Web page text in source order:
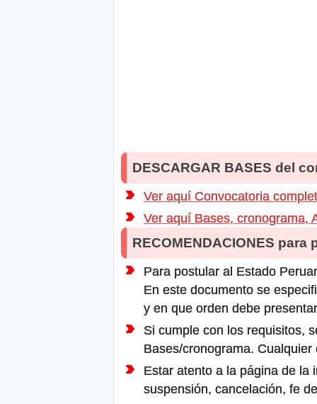
DESCARGAR BASES del
Ver aquí Convocatoria
Ver aquí Bases, cronograma,
RECOMENDACIONES para
Para postular al Estado
En este documento se
y en que orden debe
Si cumple con los requisitos,
Bases/cronograma.
Estar atento a la página de la
suspensión, cancelación, fe